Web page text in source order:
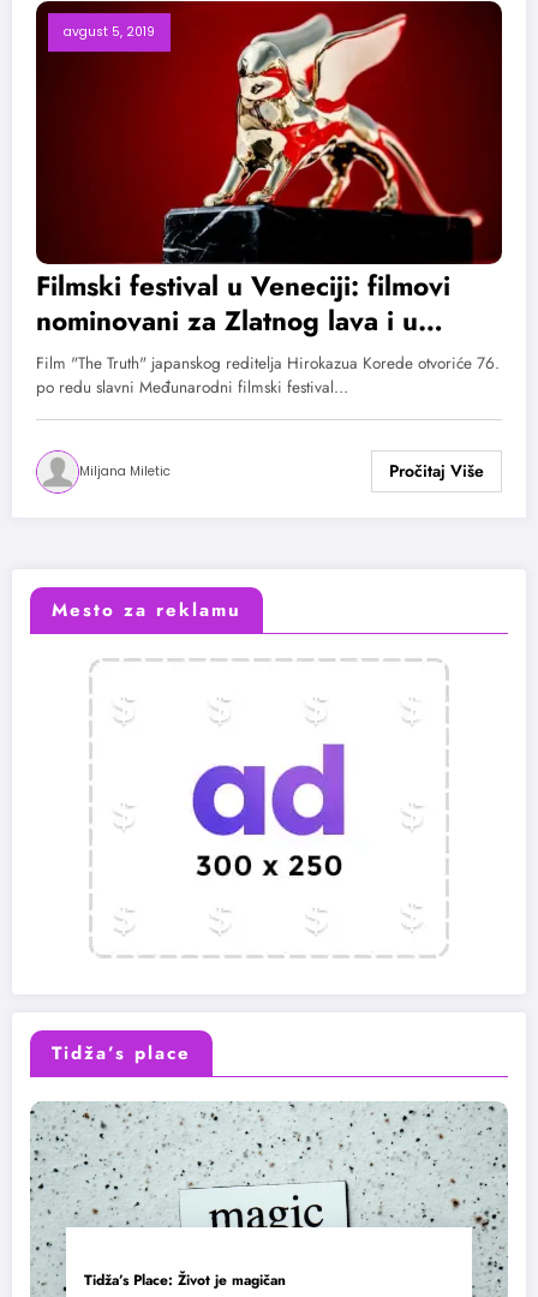
avgust 5, 2019
Filmski festival u Veneciji: filmovi
nominovani za Zlatnog lava i u
domaćim bioskopima
Film "The Truth" japanskog reditelja Hirokazua Korede otvoriće 76.
po redu slavni Međunarodni filmski festival…
Miljana Miletic
Mesto za reklamu
Tidža’s place
Tidža’s Place: Život je magičan